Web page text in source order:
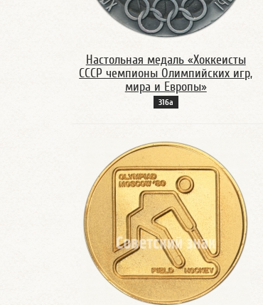
Настольная медаль «Хоккеисты
СССР чемпионы Олимпийских игр,
мира и Европы»
316а